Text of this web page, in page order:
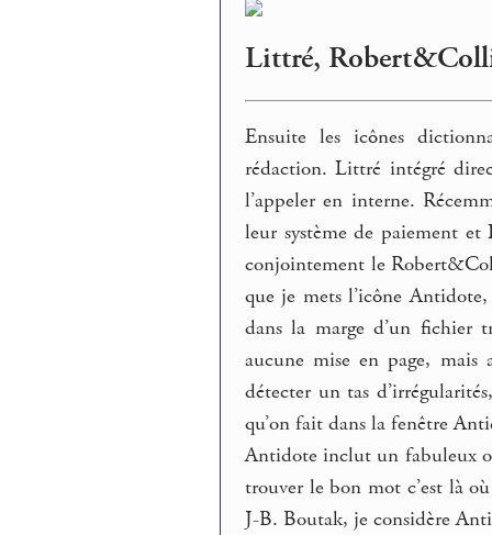
Littré,
Ensuite les icônes
rédaction. Littré intégré
l’appeler en interne.
leur système de paiement
conjointement le
que je mets l’icône
dans la marge d’un fichier
aucune mise en page, mais
détecter un tas
qu’on fait dans la fenêtre
Antidote inclut un fabuleux
trouver le bon mot c’est là
J-B. Boutak, je considère